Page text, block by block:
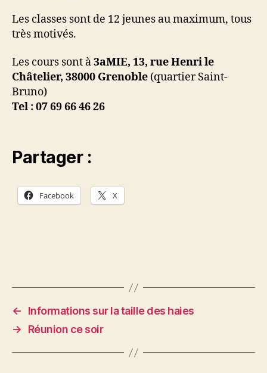
Les classes sont de 12 jeunes au maximum, tous
très motivés.
Les cours sont à3aMIE, 13, rue Henri le
Châtelier, 38000 Grenoble (quartier Saint-
Bruno)
Tel : 07 69 66 46 26
Partager :
Facebook X
←
Informations sur la taille des haies
→
Réunion ce soir